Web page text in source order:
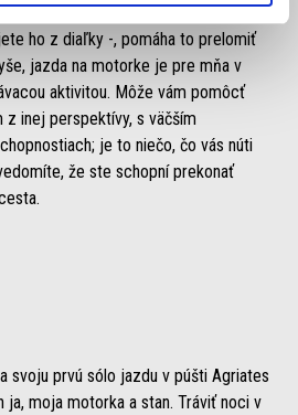
ale keď vidíte, ako sa k vám niekto na
ho z diaľky -, pomáha to prelomiť
jazda na motorke je pre mňa v
aktivitou. Môže vám pomôcť
inej perspektívy, s väčším
je to niečo, čo vás núti
že ste schopní prekonať
svoju prvú sólo jazdu v púšti Agriates
ja, moja motorka a stan. Tráviť noci v